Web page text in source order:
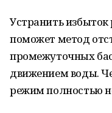
Устранить избыток
поможет метод
промежуточных
движением воды.
режим полностью